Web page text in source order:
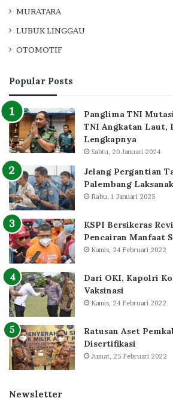
MURATARA
LUBUK LINGGAU
OTOMOTIF
Popular Posts
Panglima TNI
TNI Angkatan Laut,
Lengkapnya
Sabtu, 20 Januari 2024
Jelang Pergantian
Palembang
Rabu, 1 Januari 2025
KSPI Bersikeras
Pencairan Manfaat
Kamis, 24 Februari 2022
Dari OKI, Kapolri
Vaksinasi
Kamis, 24 Februari 2022
Ratusan Aset
Disertifikasi
Jumat, 25 Februari 2022
Newsletter